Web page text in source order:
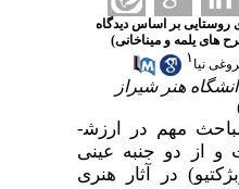
روستایی بر اساس دیدگاه
های یلمه و میناخانی)
نیا ۱
مهم در ارزش­
و از دو جنبه عینی
در آثار هنری